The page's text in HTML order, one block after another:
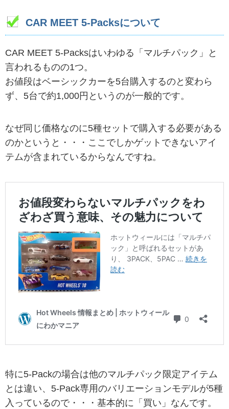
CAR MEET 5-Packsについて
CAR MEET 5-Packsはいわゆる「マルチパック」と
言われるものの1つ。
お値段はベーシックカーを5台購入するのと変わら
ず、5台で約1,000円というのが一般的です。
なぜ同じ価格なのに5種セットで購入する必要がある
のかというと・・・ここでしかゲットできないアイ
テムが含まれているからなんですね。
特に5-Packの場合は他のマルチパック限定アイテム
とは違い、5-Pack専用のバリエーションモデルが5種
入っているので・・・基本的に「買い」なんです。